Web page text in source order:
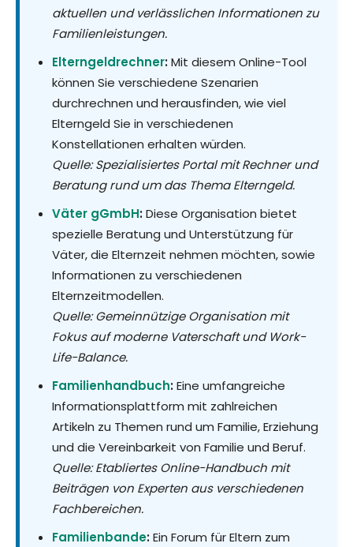
aktuellen und verlässlichen Informationen zu
Familienleistungen.
Elterngeldrechner:Mit diesem Online-Tool
können Sie verschiedene Szenarien
durchrechnen und herausfinden, wie viel
Elterngeld Sie in verschiedenen
Konstellationen erhalten würden.
Quelle: Spezialisiertes Portal mit Rechner und
Beratung rund um das Thema Elterngeld.
Väter gGmbH:Diese Organisation bietet
spezielle Beratung und Unterstützung für
Väter, die Elternzeit nehmen möchten, sowie
Informationen zu verschiedenen
Elternzeitmodellen.
Quelle: Gemeinnützige Organisation mit
Fokus auf moderne Vaterschaft und Work-
Life-Balance.
Familienhandbuch:Eine umfangreiche
Informationsplattform mit zahlreichen
Artikeln zu Themen rund um Familie, Erziehung
und die Vereinbarkeit von Familie und Beruf.
Quelle: Etabliertes Online-Handbuch mit
Beiträgen von Experten aus verschiedenen
Fachbereichen.
Familienbande:Ein Forum für Eltern zum